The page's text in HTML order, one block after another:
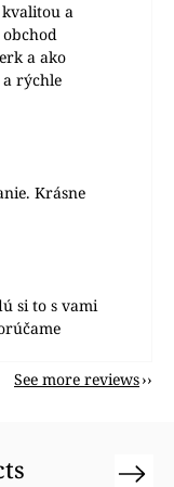
a
a ako
rýchle
Krásne
si to s vami
See more reviews
Next